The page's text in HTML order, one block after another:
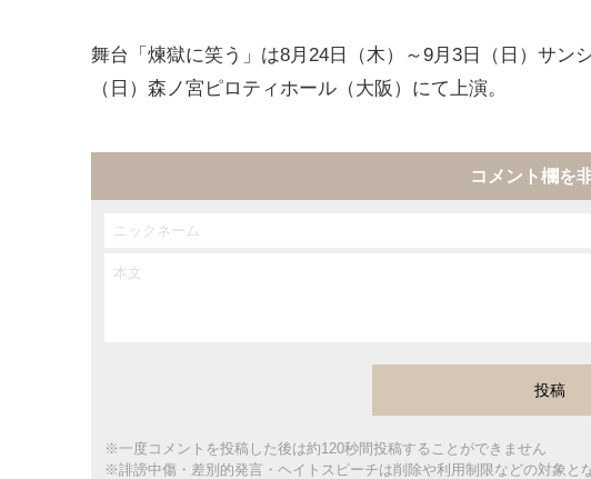
舞台「煉獄に笑う」は8月24日（木）～9月3日（日）サン
（日）森ノ宮ピロティホール（大阪）にて上演。
コメント欄を
※一度コメントを投稿した後は約120秒間投稿することができません
※誹謗中傷・差別的発言・ヘイトスピーチは削除や利用制限などの対象と